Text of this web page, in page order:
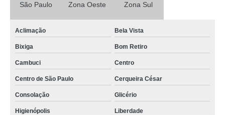
São Paulo Zona Oeste Zona Sul
Aclimação Bela Vista
Bixiga Bom Retiro
Cambuci Centro
Centro de São Paulo Cerqueira César
Consolação Glicério
Higienópolis Liberdade